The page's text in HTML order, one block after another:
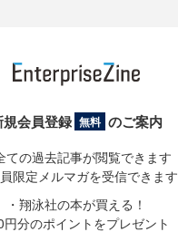
規会員登録 無料 のご案内
ての過去記事が閲覧できます
員限定メルマガを受信できます
・翔泳社の本が買える！
円分のポイントをプレゼント